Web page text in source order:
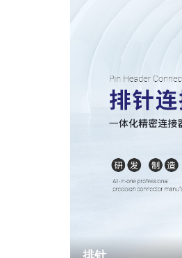
排针